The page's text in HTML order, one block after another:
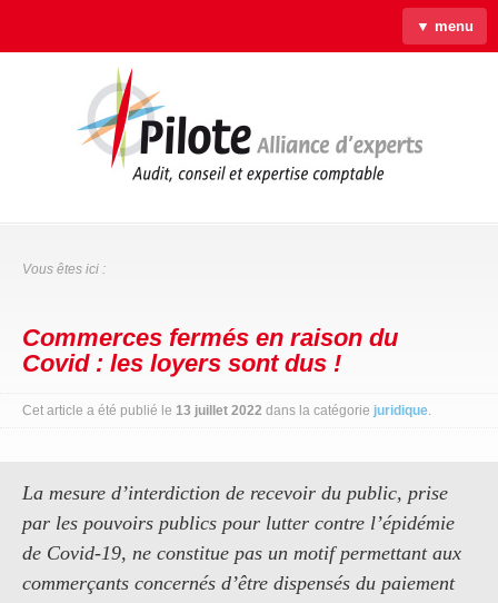
▼ menu
Vous êtes ici :
Commerces fermés en raison du
Covid : les loyers sont dus !
Cet article a été publié le 13 juillet 2022 dans la catégorie juridique.
La mesure d’interdiction de recevoir du public, prise
par les pouvoirs publics pour lutter contre l’épidémie
de Covid-19, ne constitue pas un motif permettant aux
commerçants concernés d’être dispensés du paiement